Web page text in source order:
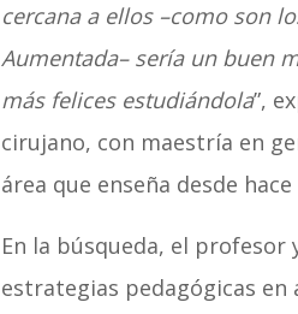
cercana a ellos –como son
Aumentada– sería un buen
más felices estudiándola”,
cirujano, con maestría en
área que enseña desde hace
En la búsqueda, el
estrategias pedagógicas